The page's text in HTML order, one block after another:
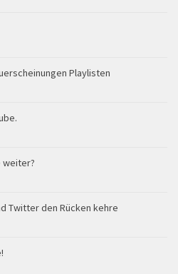
Playlisten
weiter?
Twitter den Rücken kehre